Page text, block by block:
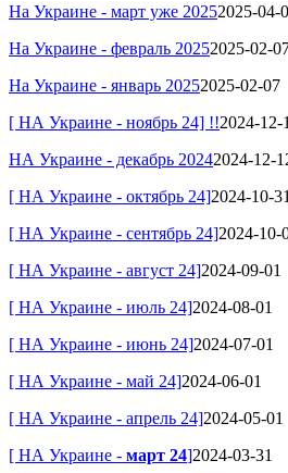
На Украине - март уже 20252025-04-
На Украине - февраль 20252025-02-
На Украине - январь 20252025-02-07
[ НА Украине - ноябрь 24] !!2024-12-
НА Украине - декабрь 20242024-12-
[ НА Украине - октябрь 24]2024-10-31
[ НА Украине - сентябрь 24]2024-10-
[ НА Украине - август 24]2024-09-01
[ НА Украине - июль 24]2024-08-01
[ НА Украине - июнь 24]2024-07-01
[ НА Украине - май 24]2024-06-01
[ НА Украине - апрель 24]2024-05-01
[ НА Украине - март 24]2024-03-31